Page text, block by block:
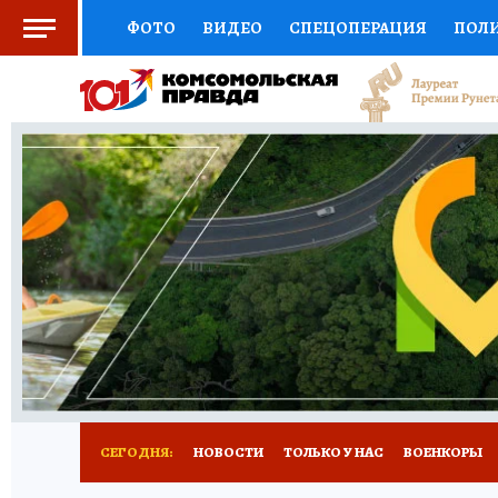
ФОТО ВИДЕО СПЕЦОПЕРАЦИЯ
СОЦПОДДЕРЖКА НАУКА СПОРТ
ВЫБОР ЭКСПЕРТОВ ДОКТОР
КНИЖНАЯ ПОЛКА ПРОГНОЗЫ НА СПОРТ
ПРЕСС-ЦЕНТР НЕДВИЖИМОСТЬ
РАДИО КП РЕКЛАМА ТЕСТЫ НОВОЕ
СЕГОДНЯ: НОВОСТИ ТОЛЬКО У НАС ВОЕНКОРЫ